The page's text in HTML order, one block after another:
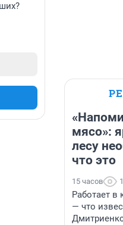
мясо»:
лесу
что это
15 часов
Работает в
— что